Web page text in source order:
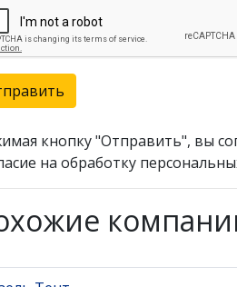
кнопку "Отправить", вы
на обработку